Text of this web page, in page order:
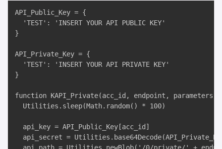
API_Public_Key = {
  'TEST': 'INSERT YOUR API PUBLIC KEY'
}
API_Private_Key = {
  'TEST': 'INSERT YOUR API PRIVATE KEY'
}
function KAPI_Private(acc_id, endpoint, parameters)
  Utilities.sleep(Math.random() * 100)
  api_key = API_Public_Key[acc_id]
api_secret =